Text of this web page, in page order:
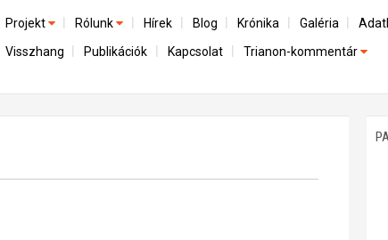
Projekt
Előzmények
Az összeomlás és a magyar társadalom
Utókor és emlékezet
Rólunk
A kutatócsoport működéséről
Hírek Blog Krónika Galéria
Visszhang Publikációk Kapcsolat Trianon-kommentár